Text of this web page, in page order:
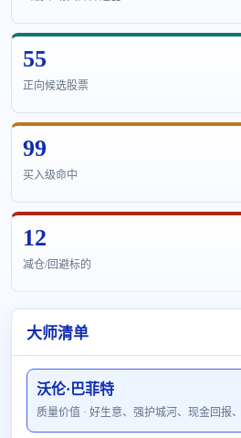
55
正向候选股票
99
买入级命中
12
减仓/回避标的
大师清单
沃伦·巴菲特
质量价值 · 好生意、强护城河、现金回报